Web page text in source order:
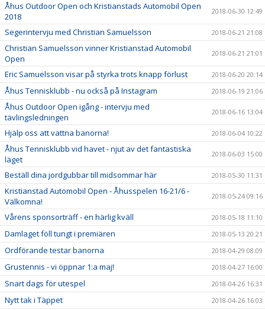
Åhus Outdoor Open och Kristianstads Automobil Open
2018
2018-06-30 12:49
Segerintervju med Christian Samuelsson 2018-06-21 21:08
Christian Samuelsson vinner Kristianstad Automobil
Open
2018-06-21 21:01
Eric Samuelsson visar på styrka trots knapp förlust 2018-06-20 20:14
Åhus Tennisklubb - nu också på Instagram 2018-06-19 21:06
Åhus Outdoor Open igång - intervju med
tävlingsledningen
2018-06-16 13:04
Hjälp oss att vattna banorna! 2018-06-04 10:22
Åhus Tennisklubb vid havet - njut av det fantastiska
läget
2018-06-03 15:00
Beställ dina jordgubbar till midsommar här 2018-05-30 11:31
Kristianstad Automobil Open - Åhusspelen 16-21/6 -
Välkomna!
2018-05-24 09:16
Vårens sponsorträff - en härlig kväll 2018-05-18 11:10
Damlaget föll tungt i premiären 2018-05-13 20:21
Ordförande testar banorna 2018-04-29 08:09
Grustennis - vi öppnar 1:a maj! 2018-04-27 16:00
Snart dags för utespel 2018-04-26 16:31
Nytt tak i Täppet 2018-04-26 16:03